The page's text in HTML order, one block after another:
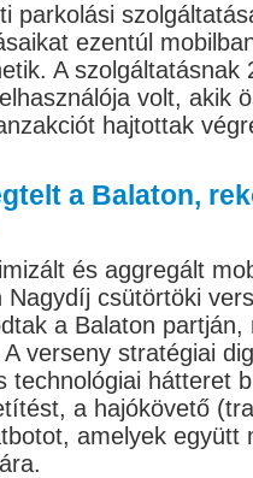
parkolási
ezentúl
A szolgáltatásnak
volt, akik
hajtottak
a Balaton,
és aggregált
Nagydíj csütörtöki
a Balaton
verseny stratégiai
technológiai hátteret
a hajókövető
amelyek együtt